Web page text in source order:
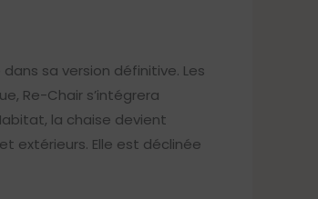
sa version définitive. Les
Re-Chair s’intégrera
la chaise devient
extérieurs. Elle est déclinée